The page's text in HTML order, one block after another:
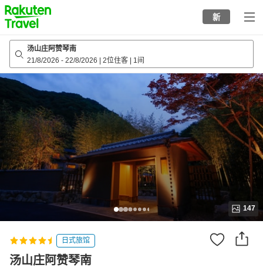
to
top
page
新
汤山庄阿赞琴南
21/8/2026 - 22/8/2026 2位住客 1间
147
日式旅馆
汤山庄阿赞琴南